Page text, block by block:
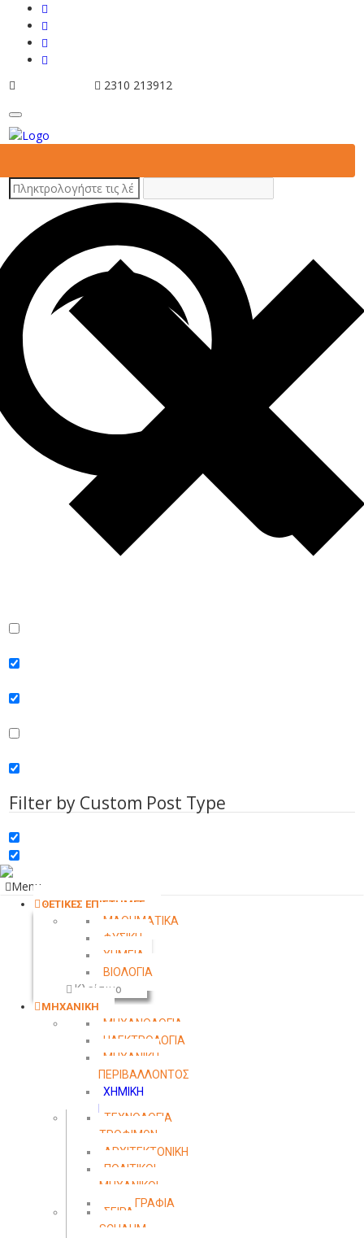
2310 213912
Filter by Custom Post Type
Menu
ΘΕΤΙΚΕΣ ΕΠΙΣΤΗΜΕΣ
ΜΑΘΗΜΑΤΙΚΑ
ΦΥΣΙΚΗ
ΧΗΜΕΙΑ
ΒΙΟΛΟΓΙΑ
Κλείσιμο
ΜΗΧΑΝΙΚΗ
ΜΗΧΑΝΟΛΟΓΙΑ
ΗΛΕΚΤΡΟΛΟΓΙΑ
ΜΗΧΑΝΙΚΗ
ΠΕΡΙΒΑΛΛΟΝΤΟΣ
ΧΗΜΙΚΗ
ΤΕΧΝΟΛΟΓΙΑ
ΤΡΟΦΙΜΩΝ
ΑΡΧΙΤΕΚΤΟΝΙΚΗ
ΠΟΛΙΤΙΚΟΙ
ΜΗΧΑΝΙΚΟΙ
ΤΟΠΟΓΡΑΦΙΑ
ΣΕΙΡΑ
SCHAUM